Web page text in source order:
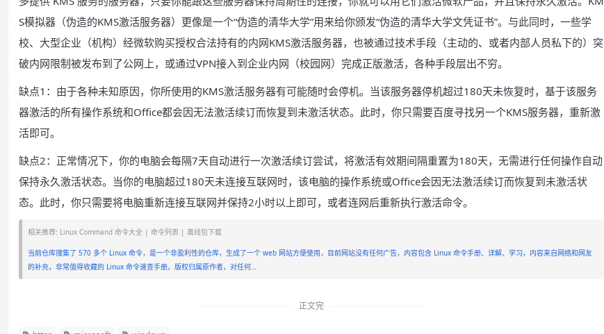
S模拟器（伪造的KMS激活服务器）更像是一个“伪造的清华大学”用来给你颁发“伪造的清华大学文凭证书”。与此同时，一些学
校、大型企业（机构）经微软购买授权合法持有的内网KMS激活服务器，也被通过技术手段（主动的、或者内部人员私下的）突
破内网限制被发布到了公网上，或通过VPN接入到企业内网（校园网）完成正版激活，各种手段层出不穷。
缺点1：由于各种未知原因，你所使用的KMS激活服务器有可能随时会停机。当该服务器停机超过180天未恢复时，基于该服务
器激活的所有操作系统和Office都会因无法激活续订而恢复到未激活状态。此时，你只需要百度寻找另一个KMS服务器，重新激
活即可。
缺点2：正常情况下，你的电脑会每隔7天自动进行一次激活续订尝试，将激活有效期间隔重置为180天，无需进行任何操作自动
保持永久激活状态。当你的电脑超过180天未连接互联网时，该电脑的操作系统或Office会因无法激活续订而恢复到未激活状
态。此时，你只需要将电脑重新连接互联网并保持2小时以上即可，或者连网后重新执行激活命令。
相关推荐: Linux Command 命令大全 | 命令列表 | 离线包下载
当前仓库搜集了 570 多个 Linux 命令，是一个非盈利性的仓库，生成了一个 web 网站方便使用，目前网站没有任何广告，内容包含 Linux 命令手册、详解、学习，内容来自网络和网友
的补充，非常值得收藏的 Linux 命令速查手册。版权归属原作者，对任何…
正文完